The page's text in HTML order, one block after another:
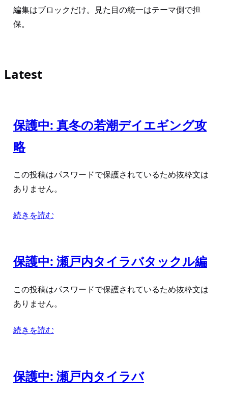
編集はブロックだけ。見た目の統一はテーマ側で担
保。
Latest
保護中: 真冬の若潮デイエギング攻
略
この投稿はパスワードで保護されているため抜粋文は
ありません。
続きを読む
保護中: 瀬戸内タイラバタックル編
この投稿はパスワードで保護されているため抜粋文は
ありません。
続きを読む
保護中: 瀬戸内タイラバ